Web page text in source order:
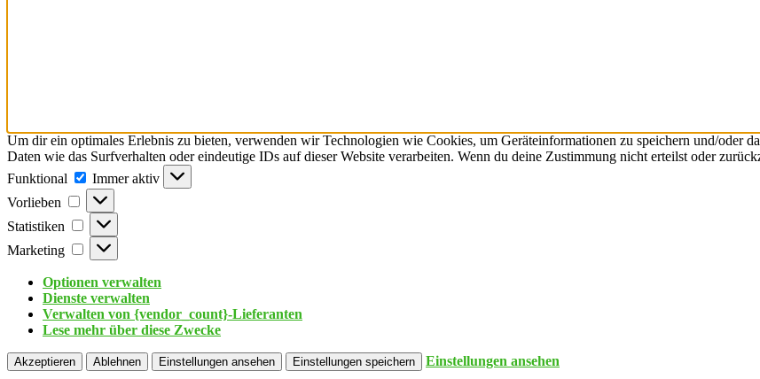
Um dir ein optimales Erlebnis zu bieten, verwenden wir Technologien wie Cookies, um Geräteinformationen zu speichern und/oder
Daten wie das Surfverhalten oder eindeutige IDs auf dieser Website verarbeiten. Wenn du deine Zustimmung nicht erteilst oder
Funktional
Immer aktiv
Vorlieben
Statistiken
Marketing
Optionen verwalten
Dienste verwalten
Verwalten von {vendor_count}-Lieferanten
Lese mehr über diese Zwecke
Akzeptieren Ablehnen Einstellungen ansehen Einstellungen speichern Einstellungen ansehen